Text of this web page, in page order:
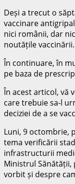
Deși a trecut o
vaccinare
nici românii, dar
noutățile vaccinării.
În continuare, în
pe baza de
În acest articol, vă
care trebuie sa-l
deciziei de a se
Luni, 9 octombrie,
tema verificării
infrastructurii
Ministrul Sănătății,
vorbit și despre